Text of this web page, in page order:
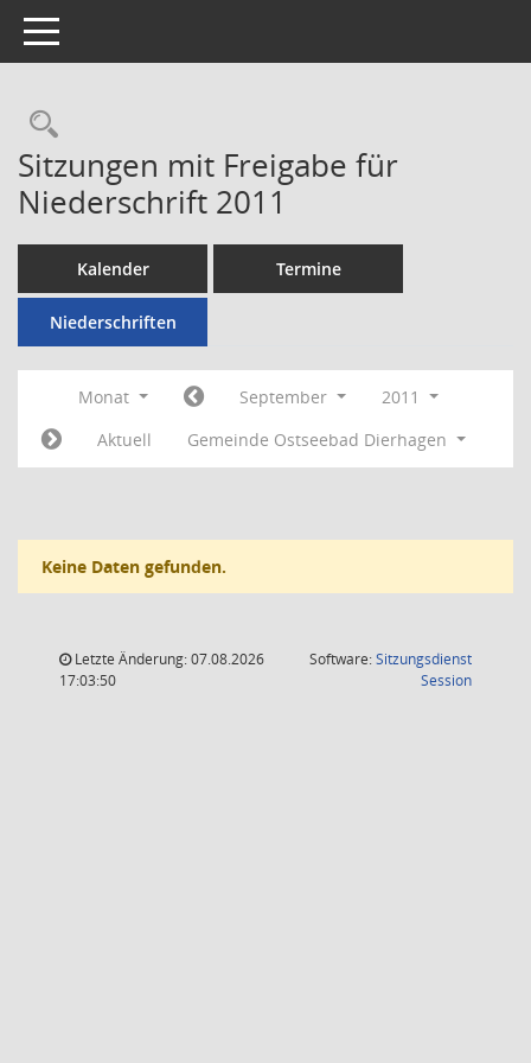
Toggle navigation
Rechercheauswahl
Sitzungen mit Freigabe für
Niederschrift 2011
Kalender Termine
Niederschriften
Monat September
2011
Aktuell
Gemeinde Ostseebad Dierhagen
Keine Daten gefunden.
Letzte Änderung: 07.08.2026
17:03:50
Software:Sitzungsdienst
Session(Wird in